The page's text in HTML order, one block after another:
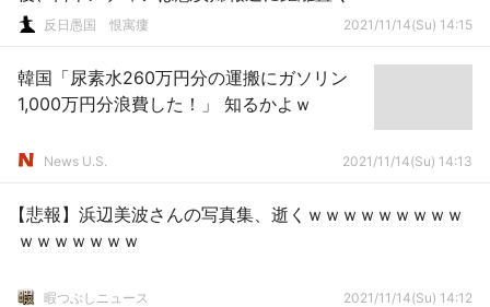
(成川彩／元朝日新聞記者)
反日愚国 恨寓瘻 2021/11/14(Su) 14:15
韓国「尿素水260万円分の運搬にガソリン
1,000万円分浪費した！」 知るかよｗ
News U.S. 2021/11/14(Su) 14:13
【悲報】浜辺美波さんの写真集、逝くｗｗｗｗｗｗｗｗｗ
ｗｗｗｗｗｗｗ
暇つぶしニュース 2021/11/14(Su) 14:12